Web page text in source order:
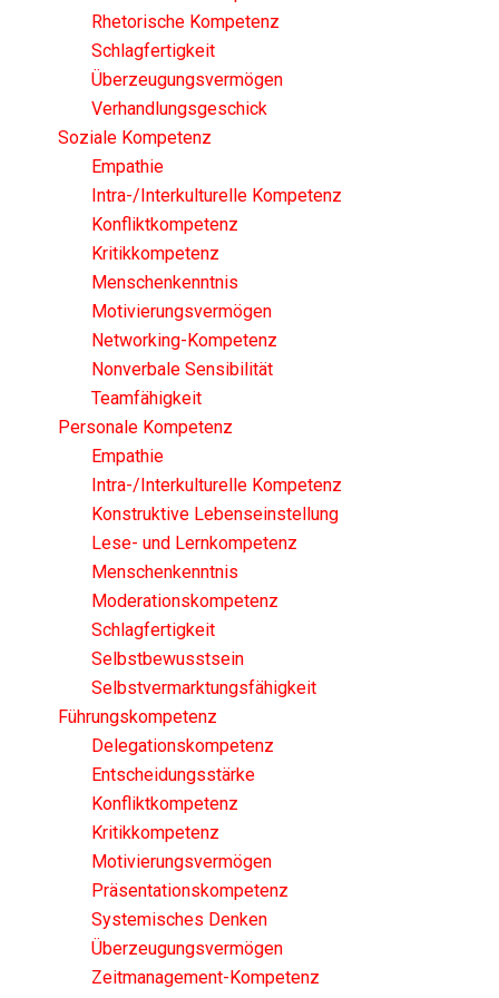
Rhetorische Kompetenz
Schlagfertigkeit
Überzeugungsvermögen
Verhandlungsgeschick
Soziale Kompetenz
Empathie
Intra-/Interkulturelle Kompetenz
Konfliktkompetenz
Kritikkompetenz
Menschenkenntnis
Motivierungsvermögen
Networking-Kompetenz
Nonverbale Sensibilität
Teamfähigkeit
Personale Kompetenz
Empathie
Intra-/Interkulturelle Kompetenz
Konstruktive Lebenseinstellung
Lese- und Lernkompetenz
Menschenkenntnis
Moderationskompetenz
Schlagfertigkeit
Selbstbewusstsein
Selbstvermarktungsfähigkeit
Führungskompetenz
Delegationskompetenz
Entscheidungsstärke
Konfliktkompetenz
Kritikkompetenz
Motivierungsvermögen
Präsentationskompetenz
Systemisches Denken
Überzeugungsvermögen
Zeitmanagement-Kompetenz